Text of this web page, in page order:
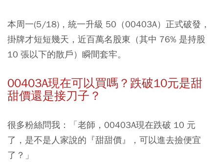
本周一(5/18)，統一升級 50（00403A）正式破發，
掛牌才短短幾天，近百萬名股東（其中 76% 是持股
10 張以下的散戶）瞬間套牢。
00403A現在可以買嗎？跌破10元是甜
甜價還是接刀子？
很多粉絲問我：
「老師，00403A現在跌破 10 元
了，是不是人家說的『甜甜價』，可以進去撿便宜
了？」